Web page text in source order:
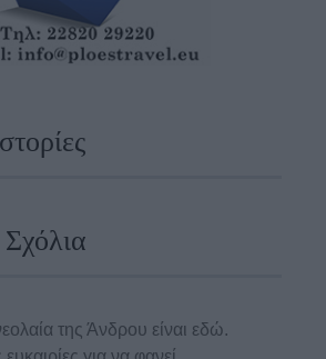
της Άνδρου είναι εδώ.